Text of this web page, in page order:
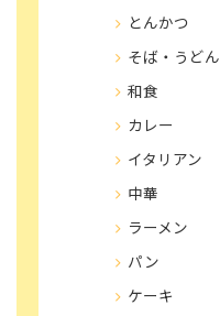
とんかつ
そば・うどん
和食
カレー
イタリアン
中華
ラーメン
パン
ケーキ